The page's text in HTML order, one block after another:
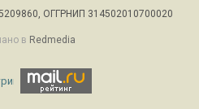
ОГГРНИП 314502010700020
в Redmedia